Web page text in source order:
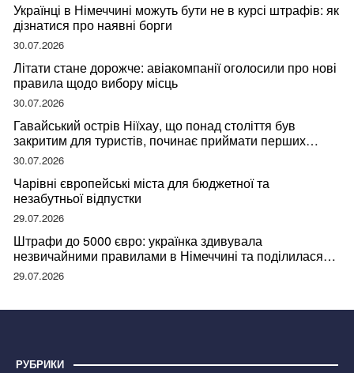
Українці в Німеччині можуть бути не в курсі штрафів: як
дізнатися про наявні борги
30.07.2026
Літати стане дорожче: авіакомпанії оголосили про нові
правила щодо вибору місць
30.07.2026
Гавайський острів Ніїхау, що понад століття був
закритим для туристів, починає приймати перших
відвідувачів
30.07.2026
Чарівні європейські міста для бюджетної та
незабутньої відпустки
29.07.2026
Штрафи до 5000 євро: українка здивувала
незвичайними правилами в Німеччині та поділилася
правдою
29.07.2026
РУБРИКИ